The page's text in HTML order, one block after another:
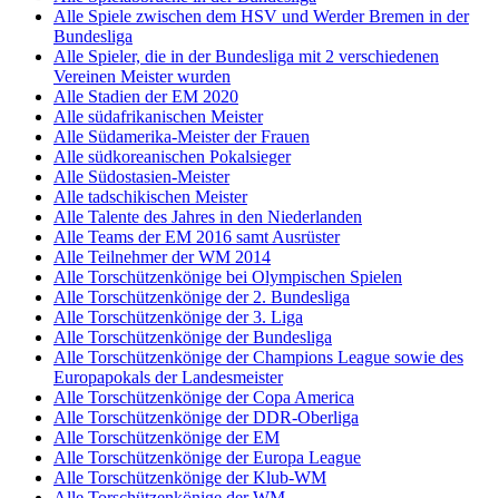
Alle Spiele zwischen dem HSV und Werder Bremen in der
Bundesliga
Alle Spieler, die in der Bundesliga mit 2 verschiedenen
Vereinen Meister wurden
Alle Stadien der EM 2020
Alle südafrikanischen Meister
Alle Südamerika-Meister der Frauen
Alle südkoreanischen Pokalsieger
Alle Südostasien-Meister
Alle tadschikischen Meister
Alle Talente des Jahres in den Niederlanden
Alle Teams der EM 2016 samt Ausrüster
Alle Teilnehmer der WM 2014
Alle Torschützenkönige bei Olympischen Spielen
Alle Torschützenkönige der 2. Bundesliga
Alle Torschützenkönige der 3. Liga
Alle Torschützenkönige der Bundesliga
Alle Torschützenkönige der Champions League sowie des
Europapokals der Landesmeister
Alle Torschützenkönige der Copa America
Alle Torschützenkönige der DDR-Oberliga
Alle Torschützenkönige der EM
Alle Torschützenkönige der Europa League
Alle Torschützenkönige der Klub-WM